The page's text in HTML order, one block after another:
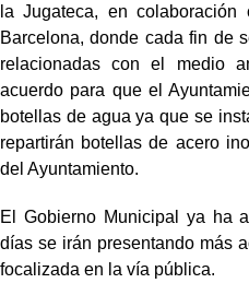
la Jugateca, en
Barcelona, donde cada fin de
relacionadas con el medio
acuerdo para que el
botellas de agua ya que se
repartirán botellas de acero
del Ayuntamiento.
El Gobierno Municipal ya ha
días se irán presentando más
focalizada en la vía pública.